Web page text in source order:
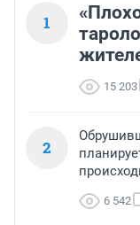
1
15 203
2
6 542